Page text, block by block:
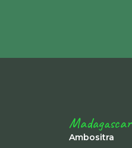
Madagascar
Ambositra